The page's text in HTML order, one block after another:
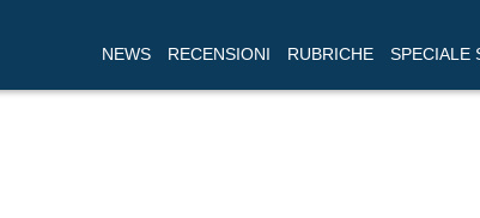
NEWS RECENSIONI RUBRICHE SPECIALE